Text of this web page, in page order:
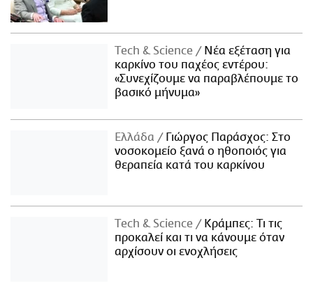
Τech & Science
Νέα εξέταση για
καρκίνο του παχέος εντέρου:
«Συνεχίζουμε να παραβλέπουμε το
βασικό μήνυμα»
Ελλάδα
Γιώργος Παράσχος: Στο
νοσοκομείο ξανά ο ηθοποιός για
θεραπεία κατά του καρκίνου
Τech & Science
Κράμπες: Τι τις
προκαλεί και τι να κάνουμε όταν
αρχίσουν οι ενοχλήσεις